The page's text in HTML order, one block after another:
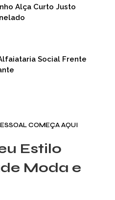
Alça Curto Justo
Social Frente
COMEÇA AQUI
Estilo
Moda e